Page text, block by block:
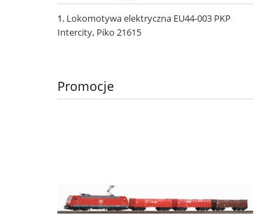
Lokomotywa elektryczna EU44-003 PKP
Intercity, Piko 21615
Promocje